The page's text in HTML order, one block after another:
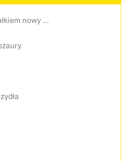
Spider-Man. Całkiem nowy dzień